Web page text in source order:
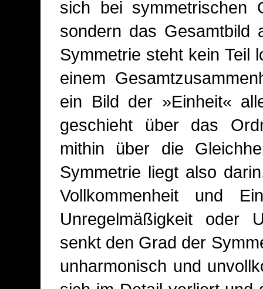
sich bei symmetrischen
sondern das Gesamtbild
Symmetrie steht kein Teil
einem
ein Bild der »Einheit«
geschieht über das
mithin über die
Symmetrie liegt also
Vollkommenheit und
Unregelmäßigkeit oder
senkt den Grad der
unharmonisch und